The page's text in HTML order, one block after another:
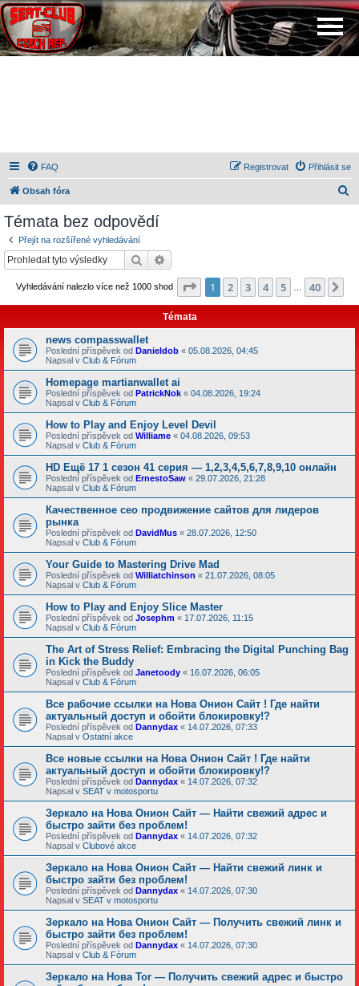
FAQ Přihlásit se
Registrovat
Obsah fóra
Témata bez odpovědí
Přejít na rozšířené vyhledávání
Hledat
Vyhledávání nalezlo více než 1000 shod Stránka z 40
1 2 3 4 5 40
Témata
news compasswallet
Poslední příspěvek od Danieldob « 05.08.2026, 04:45
Napsal v Club & Fórum
Homepage martianwallet ai
Poslední příspěvek od PatrickNok « 04.08.2026, 19:24
Napsal v Club & Fórum
How to Play and Enjoy Level Devil
Poslední příspěvek od Williame « 04.08.2026, 09:53
Napsal v Club & Fórum
HD Ещё 17 1 сезон 41 серия — 1,2,3,4,5,6,7,8,9,10 онлайн
Poslední příspěvek od ErnestoSaw « 29.07.2026, 21:28
Napsal v Club & Fórum
Качественное сео продвижение сайтов для лидеров
рынка
Poslední příspěvek od DavidMus « 28.07.2026, 12:50
Napsal v Club & Fórum
Your Guide to Mastering Drive Mad
Poslední příspěvek od Williatchinson « 21.07.2026, 08:05
Napsal v Club & Fórum
How to Play and Enjoy Slice Master
Poslední příspěvek od Josephm « 17.07.2026, 11:15
Napsal v Club & Fórum
The Art of Stress Relief: Embracing the Digital Punching Bag
in Kick the Buddy
Poslední příspěvek od Janetoody « 16.07.2026, 06:05
Napsal v Club & Fórum
Все рабочие ссылки на Нова Онион Сайт ! Где найти
актуальный доступ и обойти блокировку!?
Poslední příspěvek od Dannydax « 14.07.2026, 07:33
Napsal v Ostatní akce
Все новые ссылки на Нова Онион Сайт ! Где найти
актуальный доступ и обойти блокировку!?
Poslední příspěvek od Dannydax « 14.07.2026, 07:32
Napsal v SEAT v motosportu
Зеркало на Нова Онион Сайт — Найти свежий адрес и
быстро зайти без проблем!
Poslední příspěvek od Dannydax « 14.07.2026, 07:32
Napsal v Clubové akce
Зеркало на Нова Онион Сайт — Найти свежий линк и
быстро зайти без проблем!
Poslední příspěvek od Dannydax « 14.07.2026, 07:30
Napsal v SEAT v motosportu
Зеркало на Нова Онион Сайт — Получить свежий линк и
быстро зайти без проблем!
Poslední příspěvek od Dannydax « 14.07.2026, 07:30
Napsal v Club & Fórum
Зеркало на Нова Tor — Получить свежий адрес и быстро